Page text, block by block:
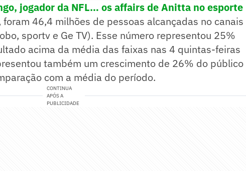
jogador da NFL… os affairs de Anitta no esporte
46,4 milhões de pessoas alcançadas no canais
sportv e Ge TV). Esse número representou 25%
acima da média das faixas nas 4 quintas-feiras
também um crescimento de 26% do público
com a média do período.
CONTINUA
APÓS A
PUBLICIDADE